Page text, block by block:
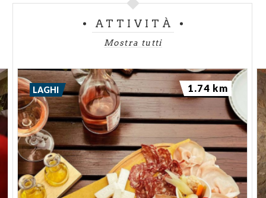
ATTIVITÀ
Mostra tutti
LAGHI 1.74 km